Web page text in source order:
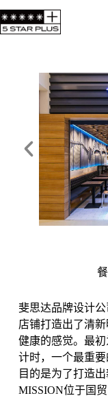
斐思达品牌设计
店铺打造出了清
健康的感觉。最
计时，一个最重要
目的是为了打造
MISSION位于国